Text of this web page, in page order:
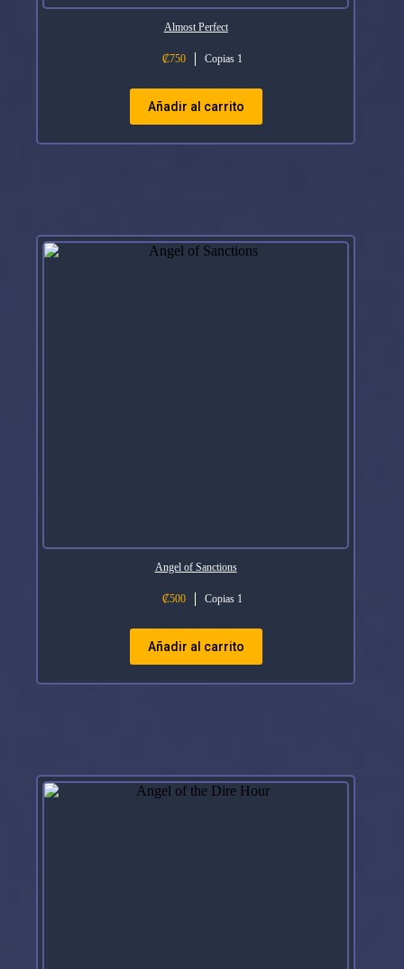
Almost Perfect
₡750 Copias 1
Añadir al carrito
Angel of Sanctions
₡500 Copias 1
Añadir al carrito